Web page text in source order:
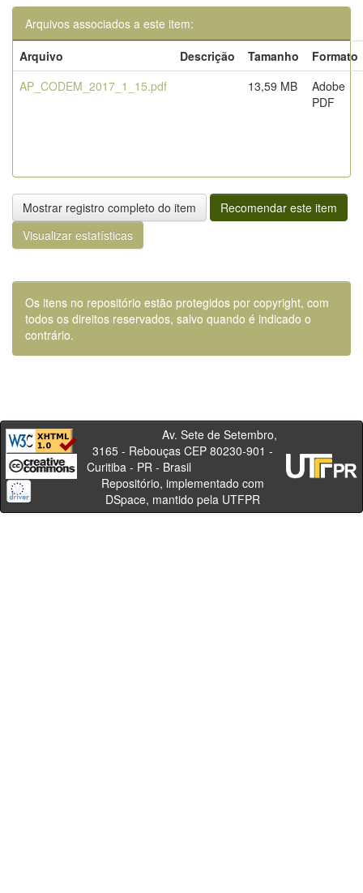
Arquivos associados a este item:
Arquivo
Descrição Tamanho
Formato
AP_CODEM_2017_1_15.pdf
13,59 MB
Adobe
PDF
Mostrar registro completo do item
Recomendar este item
Visualizar estatísticas
Os itens no repositório estão protegidos por copyright, com
todos os direitos reservados, salvo quando é indicado o
contrário.
Av. Sete de Setembro,
3165 - Rebouças CEP 80230-901 -
Curitiba - PR - Brasil
Repositório, implementado com
DSpace, mantido pela UTFPR